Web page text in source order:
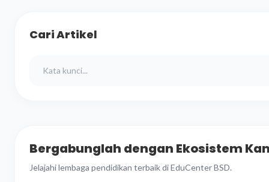
Cari Artikel
Bergabunglah dengan Ekosistem
Jelajahi lembaga pendidikan terbaik di EduCenter BSD.